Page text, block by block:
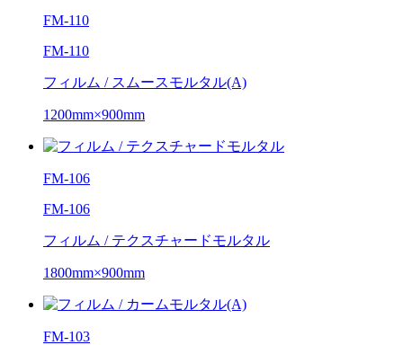
FM-110
FM-110
フィルム / スムースモルタル(A)
1200mm×900mm
FM-106
FM-106
フィルム / テクスチャードモルタル
1800mm×900mm
FM-103